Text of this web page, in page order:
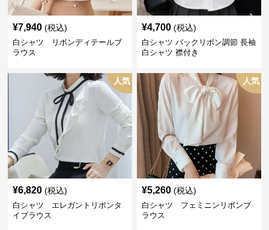
¥7,940 (税込)
白シャツ リボンディテールブ
ラウス
¥4,700 (税込)
白シャツ バックリボン調節 長袖
白シャツ 襟付き
人気
¥6,820 (税込)
白シャツ エレガントリボンタ
イブラウス
人気
¥5,260 (税込)
白シャツ フェミニンリボンブ
ラウス